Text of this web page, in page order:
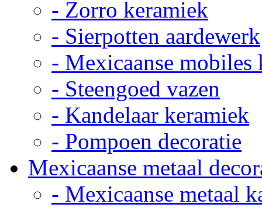
- Zorro keramiek
- Sierpotten aardewerk
- Mexicaanse mobiles
- Steengoed vazen
- Kandelaar keramiek
- Pompoen decoratie
Mexicaanse metaal
- Mexicaanse metaal